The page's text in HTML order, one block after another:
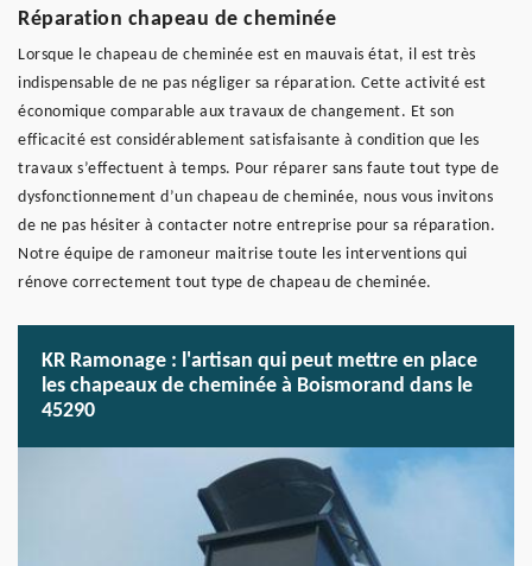
Réparation chapeau de cheminée
Lorsque le chapeau de cheminée est en mauvais état, il est très
indispensable de ne pas négliger sa réparation. Cette activité est
économique comparable aux travaux de changement. Et son
efficacité est considérablement satisfaisante à condition que les
travaux s’effectuent à temps. Pour réparer sans faute tout type de
dysfonctionnement d’un chapeau de cheminée, nous vous invitons
de ne pas hésiter à contacter notre entreprise pour sa réparation.
Notre équipe de ramoneur maitrise toute les interventions qui
rénove correctement tout type de chapeau de cheminée.
KR Ramonage : l'artisan qui peut mettre en place
les chapeaux de cheminée à Boismorand dans le
45290